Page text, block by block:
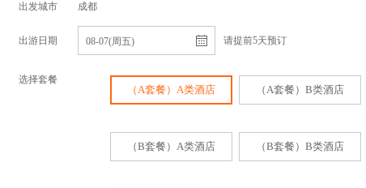
出发城市 成都
出游日期 08-07(周五) 请提前5天预订
选择套餐
（A套餐）A类酒店 （A套餐）B类酒店
（B套餐）A类酒店 （B套餐）B类酒店